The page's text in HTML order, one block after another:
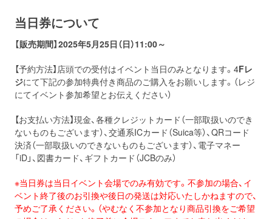
当日券について
【販売期間】2025年5月25日（日）11:00～
【予約方法】店頭での受付はイベント当日のみとなります。4Fレ
ジにて下記の参加特典付き商品のご購入をお願いします。（レジ
にてイベント参加希望とお伝えください）
【お支払い方法】現金、各種クレジットカード（一部取扱いのでき
ないものもございます）、交通系ICカード（Suica等）、QRコード
決済（一部取扱いのできないものもございます）、電子マネー
「iD」、図書カード、ギフトカード（JCBのみ）
※当日券は当日イベント会場でのみ有効です。不参加の場合、 イ
ベント終了後のお引換や後日の発送は対応いたしかねますので、
予めご了承ください。（やむなく不参加となり商品引換をご希望